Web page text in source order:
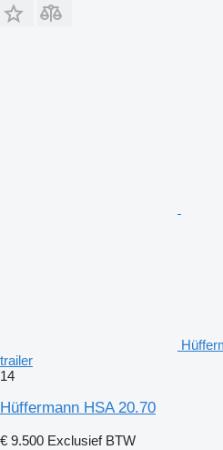
trailer
14
Hüffermann HSA 20.70
€ 9.500 Exclusief BTW